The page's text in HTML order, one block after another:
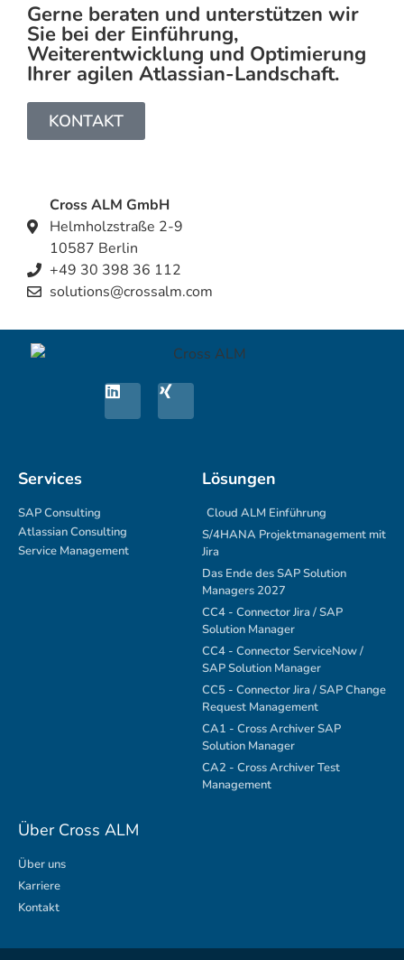
Gerne beraten und unterstützen wir
Sie bei der Einführung,
Weiterentwicklung und Optimierung
Ihrer agilen Atlassian-Landschaft.
KONTAKT
Cross ALM GmbH
Helmholzstraße 2-9
10587 Berlin
+49 30 398 36 112
solutions@crossalm.com
Services
SAP Consulting
Atlassian Consulting
Service Management
Lösungen
Cloud ALM Einführung
S/4HANA Projektmanagement mit
Jira
Das Ende des SAP Solution
Managers 2027
CC4 - Connector Jira / SAP
Solution Manager
CC4 - Connector ServiceNow /
SAP Solution Manager
CC5 - Connector Jira / SAP Change
Request Management
CA1 - Cross Archiver SAP
Solution Manager
CA2 - Cross Archiver Test
Management
Über Cross ALM
Über uns
Karriere
Kontakt